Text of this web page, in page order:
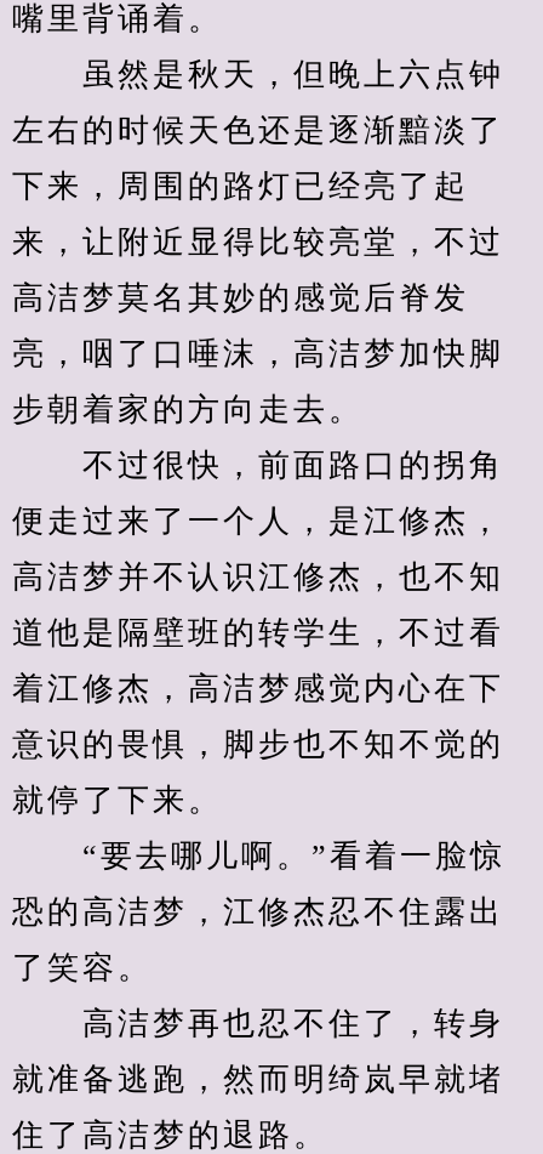
嘴里背诵着。
虽然是秋天，但晚上六点钟
左右的时候天色还是逐渐黯淡了
下来，周围的路灯已经亮了起
来，让附近显得比较亮堂，不过
高洁梦莫名其妙的感觉后脊发
亮，咽了口唾沫，高洁梦加快脚
步朝着家的方向走去。
不过很快，前面路口的拐角
便走过来了一个人，是江修杰，
高洁梦并不认识江修杰，也不知
道他是隔壁班的转学生，不过看
着江修杰，高洁梦感觉内心在下
意识的畏惧，脚步也不知不觉的
就停了下来。
“要去哪儿啊。”看着一脸惊
恐的高洁梦，江修杰忍不住露出
了笑容。
高洁梦再也忍不住了，转身
就准备逃跑，然而明绮岚早就堵
住了高洁梦的退路。